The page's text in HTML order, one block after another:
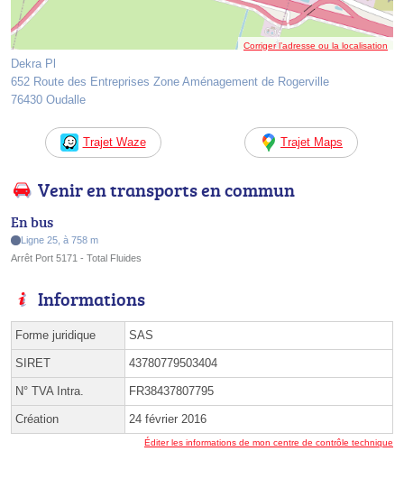
Corriger l’adresse ou la localisation
Dekra Pl
652 Route des Entreprises Zone Aménagement de Rogerville
76430 Oudalle
Trajet Waze Trajet Maps
Venir en transports en commun
En bus
Ligne 25, à 758 m
Arrêt Port 5171 - Total Fluides
Informations
Forme juridique SAS
SIRET 43780779503404
N° TVA Intra. FR38437807795
Création 24 février 2016
Éditer les informations de mon centre de contrôle technique